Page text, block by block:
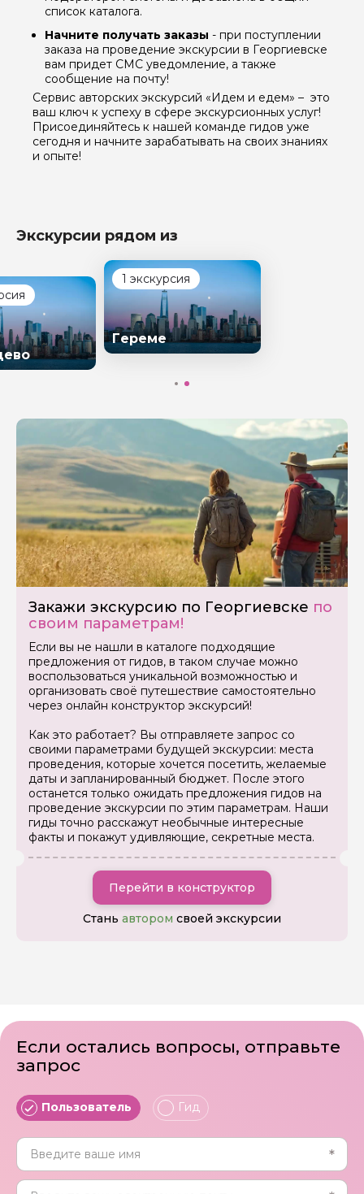
список каталога.
Начните получать заказы - при поступлении
заказа на проведение экскурсии в Георгиевске
вам придет СМС уведомление, а также
сообщение на почту!
Сервис авторских экскурсий «Идем и едем» – это
ваш ключ к успеху в сфере экскурсионных услуг!
Присоединяйтесь к нашей команде гидов уже
сегодня и начните зарабатывать на своих знаниях
и опыте!
Экскурсии рядом из
1 экскурсия
Гереме
Закажи экскурсию по Георгиевске по
своим параметрам!
Если вы не нашли в каталоге подходящие
предложения от гидов, в таком случае можно
воспользоваться уникальной возможностью и
организовать своё путешествие самостоятельно
через онлайн конструктор экскурсий!
Как это работает? Вы отправляете запрос со
своими параметрами будущей экскурсии: места
проведения, которые хочется посетить, желаемые
даты и запланированный бюджет. После этого
останется только ожидать предложения гидов на
проведение экскурсии по этим параметрам. Наши
гиды точно расскажут необычные интересные
факты и покажут удивляющие, секретные места.
Перейти в конструктор
Стань автором своей экскурсии
Если остались вопросы, отправьте
запрос
Пользователь Гид